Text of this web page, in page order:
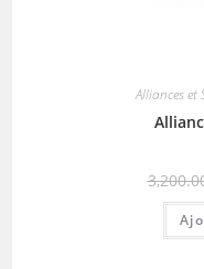
Alliances et